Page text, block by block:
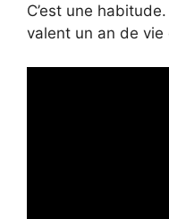
C’est une
valent un an de vie